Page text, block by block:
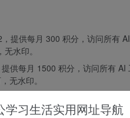
提供每月 300 积分，访问所有
水印。
供每月 1500 积分，访问所有
无水印。
供每月 5000 积分，访问所有 AI
。
学习生活实用网址导航